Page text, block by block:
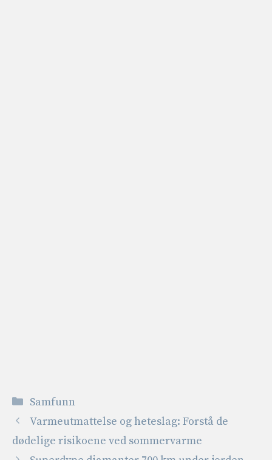
Kategorier
Samfunn
Varmeutmattelse og heteslag: Forstå de
dødelige risikoene ved sommervarme